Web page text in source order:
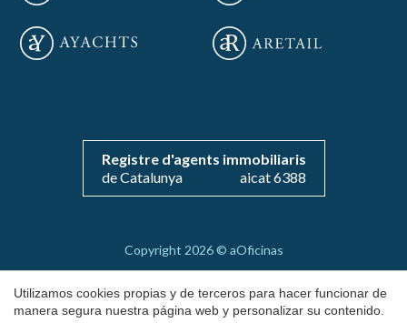
Registre d'agents immobiliaris
de Catalunya
aicat 6388
Copyright 2026 © aOficinas
AICAT 6388
Utilizamos cookies propias y de terceros para hacer funcionar de
manera segura nuestra página web y personalizar su contenido.